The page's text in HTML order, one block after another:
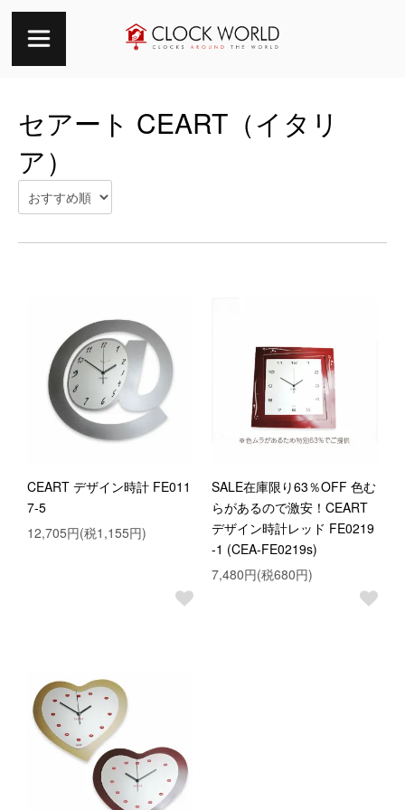
セアート CEART（イタリ
ア）
CEART デザイン時計 FE011
7-5
12,705円(税1,155円)
SALE在庫限り63％OFF 色む
らがあるので激安！CEART
デザイン時計レッド FE0219
-1 (CEA-FE0219s)
7,480円(税680円)